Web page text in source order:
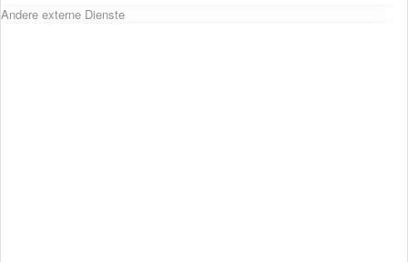
Andere externe Dienste